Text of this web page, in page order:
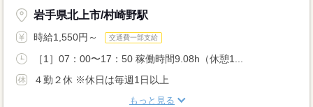
岩手県北上市/村崎野駅
時給1,550円～ 交通費一部支給
［1］07：00〜17：50 稼働時間9.08h（休憩1...
４勤２休 ※休日は毎週1日以上
もっと見る